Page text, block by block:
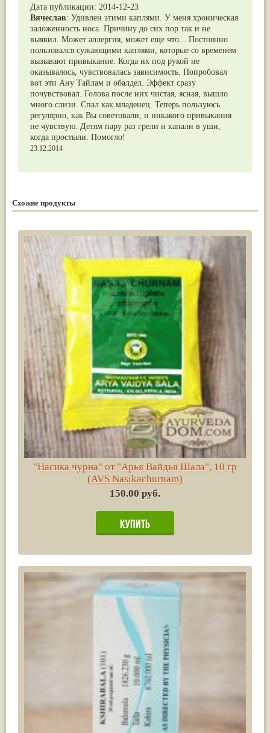
Дата публикации: 2014-12-23
Вячеслав: Удивлен этими каплями. У меня хроническая
заложенность носа. Причину до сих пор так и не
выявил. Может аллергия, может еще что... Постоянно
пользовался сужающими каплями, которые со временем
вызывают привыкание. Когда их под рукой не
оказывалось, чувствовалась зависимость. Попробовал
вот эти Ану Тайлам и обалдел. Эффект сразу
почувствовал. Голова после них чистая, ясная, вышло
много слизи. Спал как младенец. Теперь пользуюсь
регулярно, как Вы советовали, и никакого привыкания
не чувствую. Детям пару раз грели и капали в уши,
когда простыли. Помогло!
23.12.2014
Схожие продукты
"Насика чурна" от "Арья Вайдья Шала", 10 гр
(AVS Nasikachurnam)
150.00 руб.